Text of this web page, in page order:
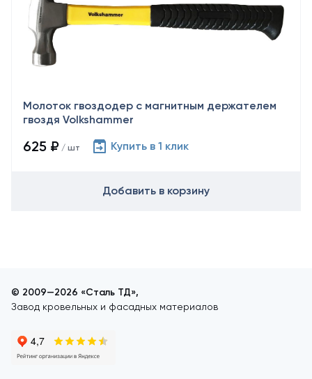
Молоток гвоздодер с магнитным держателем
гвоздя Volkshammer
625 ₽ / шт Купить в 1 клик
Добавить в корзину
© 2009—2026 «Сталь ТД»,
Завод кровельных и фасадных материалов